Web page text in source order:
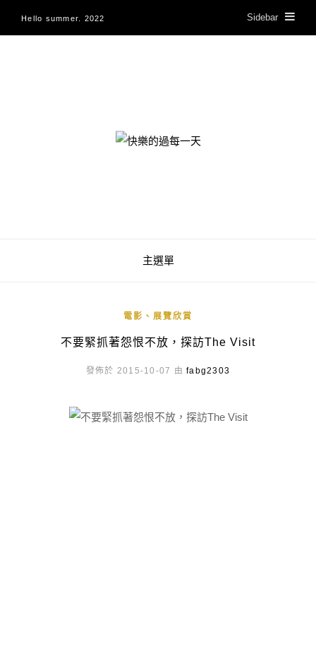
Hello summer. 2022 Sidebar
快樂的過每一天
主選單
電影、展覽欣賞
不要緊抓著怨恨不放，探訪The Visit
發佈於 2015-10-07 由fabg2303